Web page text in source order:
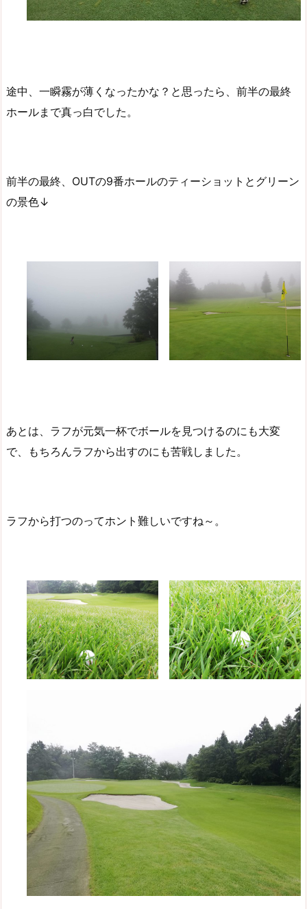
途中、一瞬霧が薄くなったかな？と思ったら、前半の最終
ホールまで真っ白でした。
前半の最終、OUTの9番ホールのティーショットとグリーン
の景色↓
あとは、ラフが元気一杯でボールを見つけるのにも大変
で、もちろんラフから出すのにも苦戦しました。
ラフから打つのってホント難しいですね～。